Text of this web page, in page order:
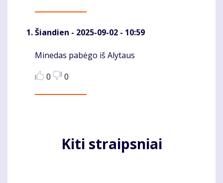
Šiandien - 2025-09-02 - 10:59
Komentaras
Minedas pabėgo iš Alytaus
0
0
Kiti straipsniai